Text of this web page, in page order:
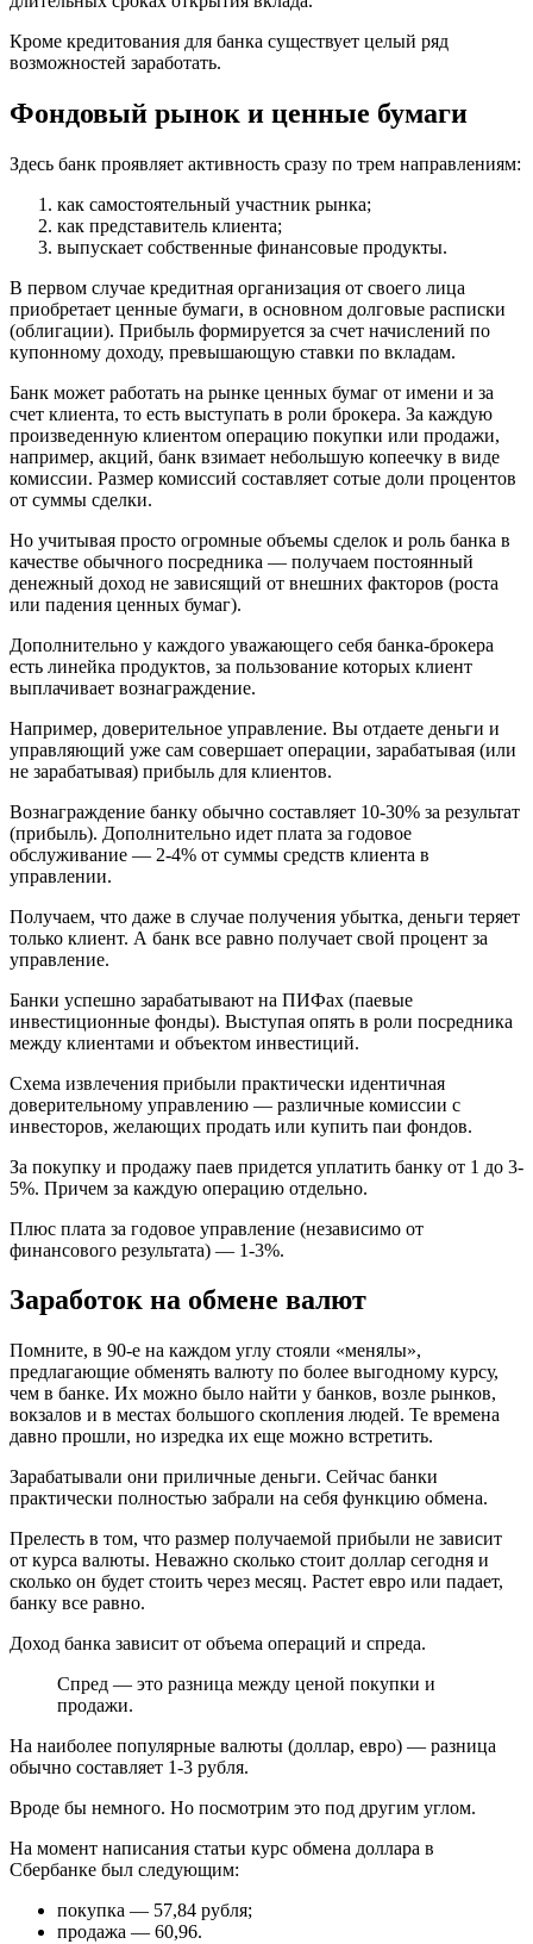
Кроме кредитования для банка существует целый ряд
возможностей заработать.
Фондовый рынок и ценные бумаги
Здесь банк проявляет активность сразу по трем направлениям:
как самостоятельный участник рынка;
как представитель клиента;
выпускает собственные финансовые продукты.
В первом случае кредитная организация от своего лица
приобретает ценные бумаги, в основном долговые расписки
(облигации). Прибыль формируется за счет начислений по
купонному доходу, превышающую ставки по вкладам.
Банк может работать на рынке ценных бумаг от имени и за
счет клиента, то есть выступать в роли брокера. За каждую
произведенную клиентом операцию покупки или продажи,
например, акций, банк взимает небольшую копеечку в виде
комиссии. Размер комиссий составляет сотые доли процентов
от суммы сделки.
Но учитывая просто огромные объемы сделок и роль банка в
качестве обычного посредника — получаем постоянный
денежный доход не зависящий от внешних факторов (роста
или падения ценных бумаг).
Дополнительно у каждого уважающего себя банка-брокера
есть линейка продуктов, за пользование которых клиент
выплачивает вознаграждение.
Например, доверительное управление. Вы отдаете деньги и
управляющий уже сам совершает операции, зарабатывая (или
не зарабатывая) прибыль для клиентов.
Вознаграждение банку обычно составляет 10-30% за результат
(прибыль). Дополнительно идет плата за годовое
обслуживание — 2-4% от суммы средств клиента в
управлении.
Получаем, что даже в случае получения убытка, деньги теряет
только клиент. А банк все равно получает свой процент за
управление.
Банки успешно зарабатывают на ПИФах (паевые
инвестиционные фонды). Выступая опять в роли посредника
между клиентами и объектом инвестиций.
Схема извлечения прибыли практически идентичная
доверительному управлению — различные комиссии с
инвесторов, желающих продать или купить паи фондов.
За покупку и продажу паев придется уплатить банку от 1 до 3-
5%. Причем за каждую операцию отдельно.
Плюс плата за годовое управление (независимо от
финансового результата) — 1-3%.
Заработок на обмене валют
Помните, в 90-е на каждом углу стояли «менялы»,
предлагающие обменять валюту по более выгодному курсу,
чем в банке. Их можно было найти у банков, возле рынков,
вокзалов и в местах большого скопления людей. Те времена
давно прошли, но изредка их еще можно встретить.
Зарабатывали они приличные деньги. Сейчас банки
практически полностью забрали на себя функцию обмена.
Прелесть в том, что размер получаемой прибыли не зависит
от курса валюты. Неважно сколько стоит доллар сегодня и
сколько он будет стоить через месяц. Растет евро или падает,
банку все равно.
Доход банка зависит от объема операций и спреда.
Спред — это разница между ценой покупки и
продажи.
На наиболее популярные валюты (доллар, евро) — разница
обычно составляет 1-3 рубля.
Вроде бы немного. Но посмотрим это под другим углом.
На момент написания статьи курс обмена доллара в
Сбербанке был следующим:
покупка — 57,84 рубля;
продажа — 60,96.